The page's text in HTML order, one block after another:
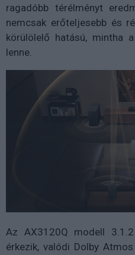
ragadóbb térélményt
nemcsak erőteljesebb és
körülölelő hatású, mintha
lenne.
Az AX3120Q modell
érkezik, valódi Dolby